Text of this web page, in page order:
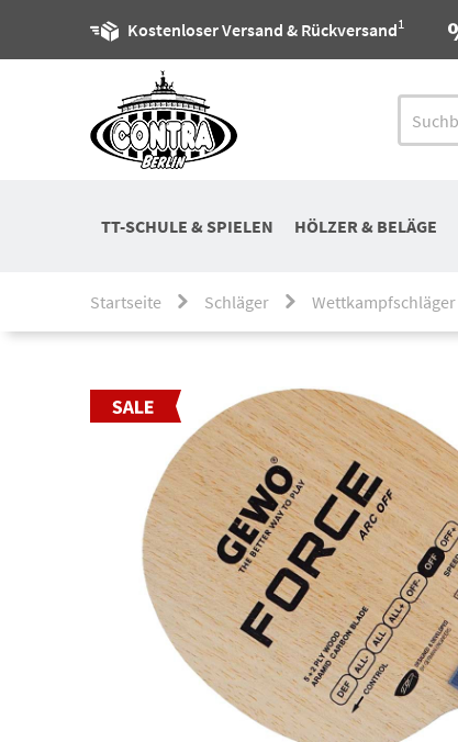
Kostenloser Versand & Rückversand1
TT-SCHULE & SPIELEN HÖLZER & BELÄGE
Startseite Schläger Wettkampfschläger